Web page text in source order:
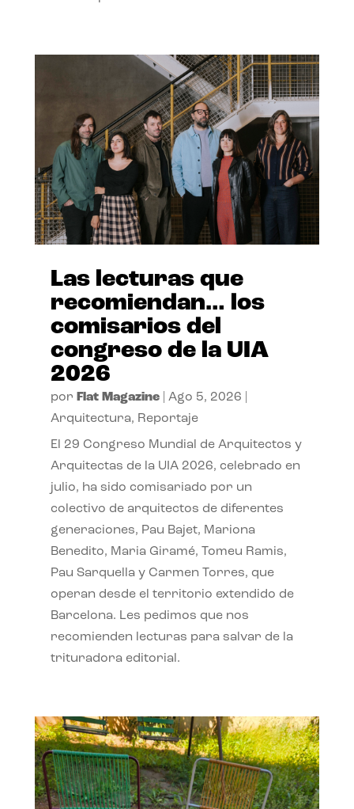
Las lecturas que
recomiendan… los
comisarios del
congreso de la UIA
2026
por Flat Magazine| Ago 5, 2026
Arquitectura, Reportaje
El 29 Congreso Mundial de Arquitectos y
Arquitectas de la UIA 2026, celebrado en
julio, ha sido comisariado por un
colectivo de arquitectos de diferentes
generaciones, Pau Bajet, Mariona
Benedito, Maria Giramé, Tomeu Ramis,
Pau Sarquella y Carmen Torres, que
operan desde el territorio extendido de
Barcelona. Les pedimos que nos
recomienden lecturas para salvar de la
trituradora editorial.